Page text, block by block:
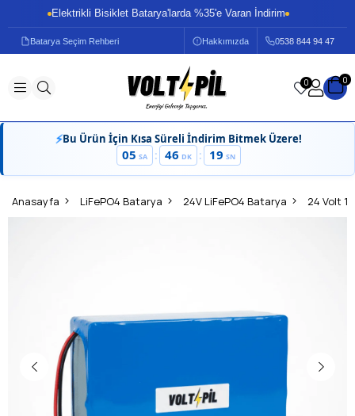
Elektrikli Bisiklet Batarya'larda %35'e Varan İndirim
Batarya Seçim Rehberi Hakkımızda 0538 844 94 47
0 0
⚡Bu Ürün İçin Kısa Süreli İndirim Bitmek Üzere!
05 SA : 46 DK : 19 SN
Anasayfa LiFePO4 Batarya 24V LiFePO4 Batarya 24 Volt